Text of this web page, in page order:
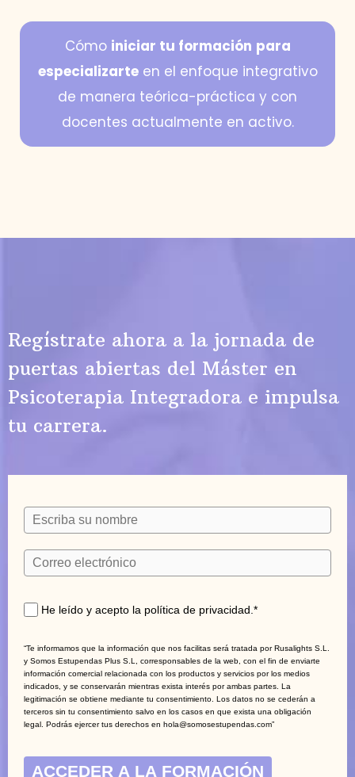
Cómo iniciar tu formación para
especializarteen el enfoque integrativo
de manera teórica-práctica y con
docentes actualmente en activo.
Regístrate ahora a la jornada de
puertas abiertas del Máster en
Psicoterapia Integradora e impulsa
tu carrera.
He leído y acepto la política de privacidad.*
“Te informamos que la información que nos facilitas será tratada por Rusalights S.L.
y Somos Estupendas Plus S.L, corresponsables de la web, con el fin de enviarte
información comercial relacionada con los productos y servicios por los medios
indicados, y se conservarán mientras exista interés por ambas partes. La
legitimación se obtiene mediante tu consentimiento. Los datos no se cederán a
terceros sin tu consentimiento salvo en los casos en que exista una obligación
legal. Podrás ejercer tus derechos en hola@somosestupendas.com”
ACCEDER A LA FORMACIÓN